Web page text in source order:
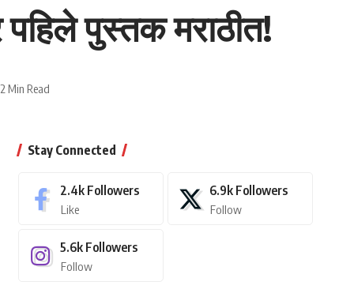
पुस्तक मराठीत!
2 Min Read
Stay Connected
2.4k Followers
Like
6.9k Followers
Follow
5.6k Followers
Follow